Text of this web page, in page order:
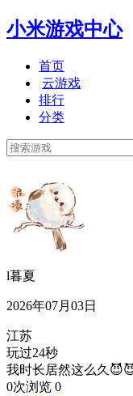
小米游戏中心
首页
云游戏
排行
分类
l暮夏
2026年07月03日
江苏
玩过24秒
我时长居然这么久
0次浏览 0